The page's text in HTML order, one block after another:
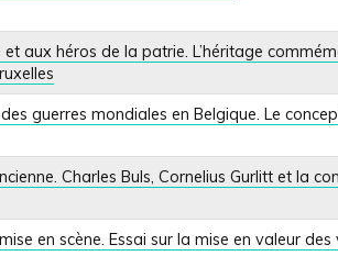
aux héros de la patrie. L’héritage
guerres mondiales en Belgique. Le
Charles Buls, Cornelius Gurlitt et la
en scène. Essai sur la mise en valeur